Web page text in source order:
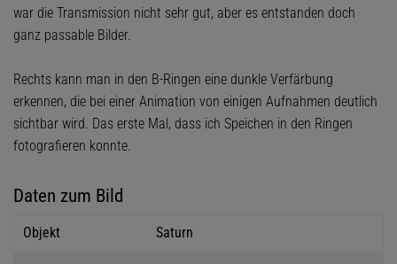
war die Transmission nicht sehr gut, aber es entstanden doch
ganz passable Bilder.
Rechts kann man in den B-Ringen eine dunkle Verfärbung
erkennen, die bei einer Animation von einigen Aufnahmen deutlich
sichtbar wird. Das erste Mal, dass ich Speichen in den Ringen
fotografieren konnte.
Daten zum Bild
Objekt Saturn